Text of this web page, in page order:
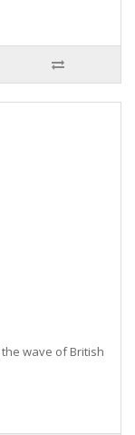
the wave of British